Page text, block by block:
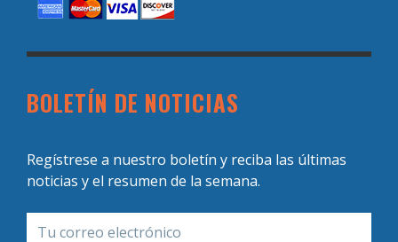
BOLETÍN DE NOTICIAS
Regístrese a nuestro boletín y reciba las últimas
noticias y el resumen de la semana.